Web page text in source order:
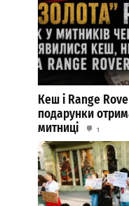
Кеш і Range
подарунки
митниці
1
21-07-2026 в 11:08
ВИБІР РЕДАКЦІЇ